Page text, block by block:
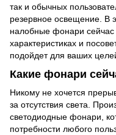
так и обычных
резервное освещение. В
налобные фонари сейчас
характеристиках и
подойдет для ваших
Какие фонари
Никому не хочется
за отсутствия света.
светодиодные фонари,
потребности любого